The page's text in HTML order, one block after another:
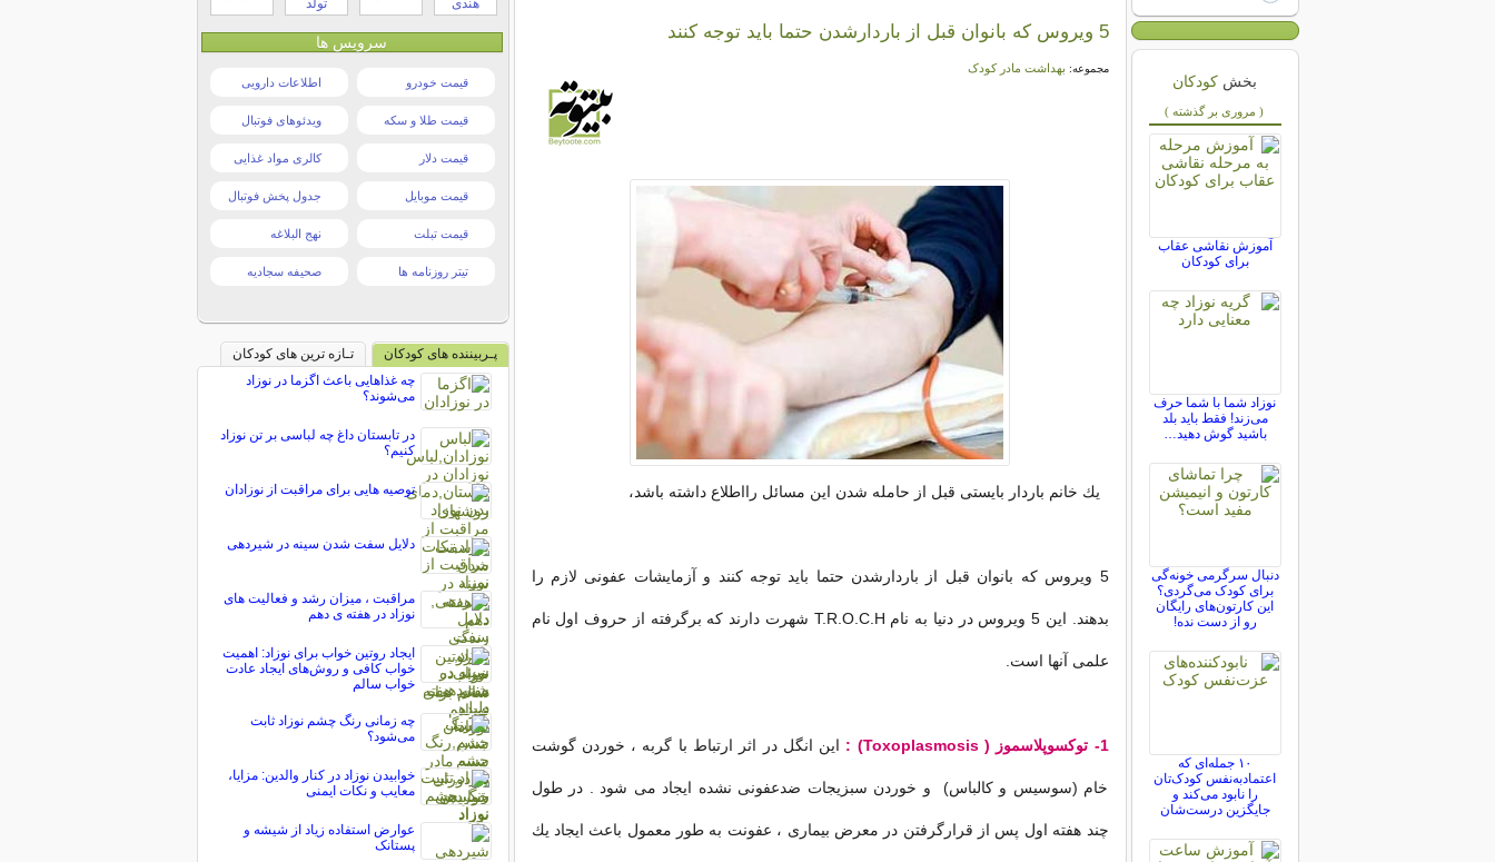
5 ویروس كه بانوان قبل از باردارشدن حتما باید توجه كنند
مجموعه: بهداشت مادر کودک
یك خانم باردار بایستی قبل از حامله شدن این مسائل رااطلاع داشته باشد،
5 ویروس كه بانوان قبل از باردارشدن حتما باید توجه كنند و آزمایشات عفونی لازم را
بدهند. این 5 ویروس در دنیا به نام T.R.O.C.H شهرت دارند كه برگرفته از حروف اول نام
علمی آنها است.
1- توكسوپلاسموز ( Toxoplasmosis) : این انگل در اثر ارتباط با گربه ، خوردن گوشت
خام (سوسیس و كالباس) و خوردن سبزیجات ضدعفونی نشده ایجاد می شود . در طول
چند هفته اول پس از قرارگرفتن در معرض بیماری ، عفونت به طور معمول باعث ایجاد یك
بخش کودکان
( مروری بر گذشته )
آموزش نقاشی عقاب
برای کودکان
نوزاد شما با شما حرف
می‌زند! فقط باید بلد
باشید گوش دهید…
دنبال سرگرمی خونه‌گی
برای کودک می‌گردی؟
این کارتون‌های رایگان
رو از دست نده!
۱۰ جمله‌ای که
اعتمادبه‌نفس کودک‌تان
را نابود می‌کند و
جایگزین درست‌شان
هندی
تولد
سرویس ها
قیمت خودرو اطلاعات دارویی
قیمت طلا و سکه ویدئوهای فوتبال
قیمت دلار کالری مواد غذایی
قیمت موبایل جدول پخش فوتبال
قیمت تبلت نهج البلاغه
تیتر روزنامه ها صحیفه سجادیه
پـربیننده های کودکان
تـازه ترین های کودکان
چه غذاهایی باعث اگزما در نوزاد
می‌شوند؟
در تابستان داغ چه لباسی بر تن نوزاد
کنیم؟
توصیه هایی برای مراقبت از نوزادان
دلایل سفت شدن سینه در شیردهی
مراقبت ، میزان رشد و فعالیت های
نوزاد در هفته ی دهم
ایجاد روتین خواب برای نوزاد: اهمیت
خواب کافی و روش‌های ایجاد عادت
خواب سالم
چه زمانی رنگ چشم نوزاد ثابت
می‌شود؟
خوابیدن نوزاد در کنار والدین: مزایا،
معایب و نکات ایمنی
عوارض استفاده زیاد از شیشه و
پستانک